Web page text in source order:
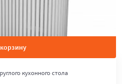
кухонного стола